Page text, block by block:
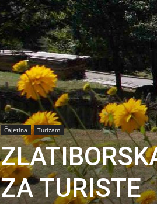
Čajetina Turizam
ZA TURISTE